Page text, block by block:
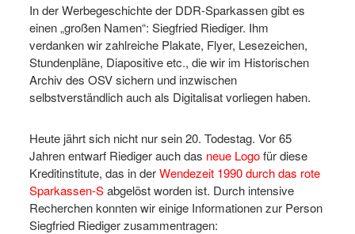
In der Werbegeschichte der DDR-Sparkassen gibt es
einen „großen Namen“: Siegfried Riediger. Ihm
verdanken wir zahlreiche Plakate, Flyer, Lesezeichen,
Stundenpläne, Diapositive etc., die wir im Historischen
Archiv des OSV sichern und inzwischen
selbstverständlich auch als Digitalisat vorliegen haben.
Heute jährt sich nicht nur sein 20. Todestag. Vor 65
Jahren entwarf Riediger auch das neue Logofür diese
Kreditinstitute, das in derWendezeit 1990 durch das rote
Sparkassen-Sabgelöst worden ist. Durch intensive
Recherchen konnten wir einige Informationen zur Person
Siegfried Riediger zusammentragen: